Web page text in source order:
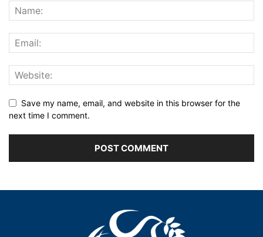
Save my name, email, and website in this browser for the
next time I comment.